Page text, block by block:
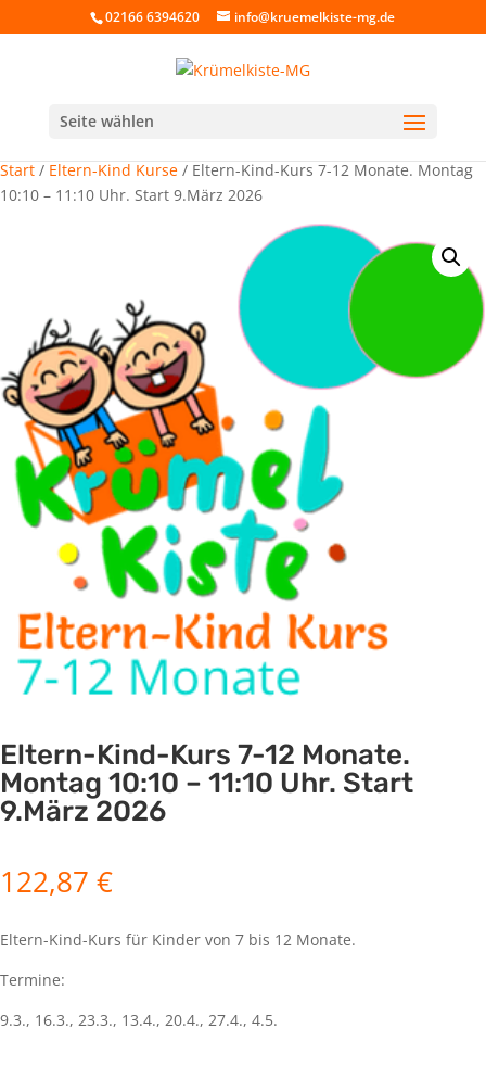
02166 6394620 info@kruemelkiste-mg.de
Seite wählen
Start / Eltern-Kind Kurse / Eltern-Kind-Kurs 7-12 Monate. Montag
10:10 – 11:10 Uhr. Start 9.März 2026
Eltern-Kind-Kurs 7-12 Monate.
Montag 10:10 – 11:10 Uhr. Start
9.März 2026
122,87 €
Eltern-Kind-Kurs für Kinder von 7 bis 12 Monate.
Termine:
9.3., 16.3., 23.3., 13.4., 20.4., 27.4., 4.5.